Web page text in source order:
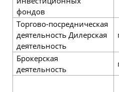
фондов
Торгово-посредническая
деятельность Дилерская
деятельность
Брокерская
деятельность